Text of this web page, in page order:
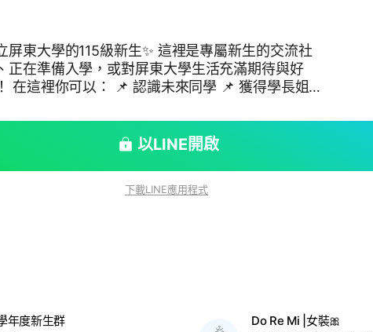
屏東大學的115級新生✨ 這裡是專屬新生的交流社
正在準備入學，或對屏東大學生活充滿期待與好
以LINE開啟
下載LINE應用程式
年度新生群 Do Re Mi |女裝🎀